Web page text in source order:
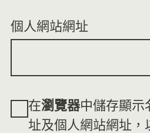
個人網站網址
在瀏覽器中儲存顯示
址及個人網站網址，